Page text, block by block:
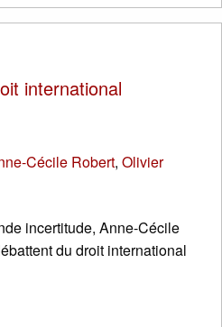
international
Cécile Robert, Olivier
incertitude, Anne-Cécile
du droit international